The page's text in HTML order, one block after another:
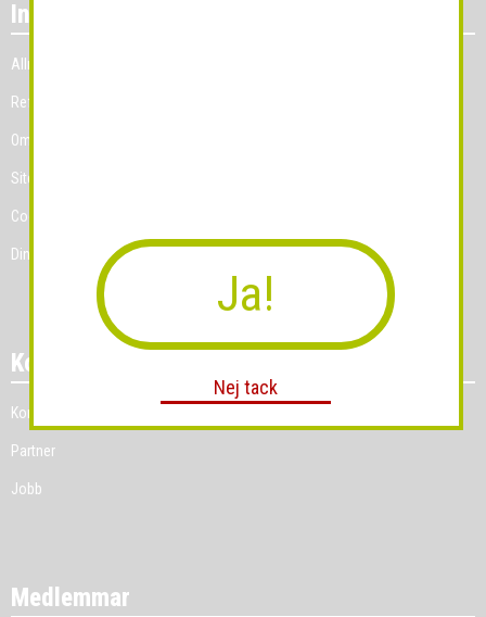
Information
Allmänna villkor
Referenskunder
Om Grossist.se
Sitemap
Cookies
Dina Cookie-prefenser
Kontakt
Kontakt
Partner
Jobb
Medlemmar
Ja!
Nej tack